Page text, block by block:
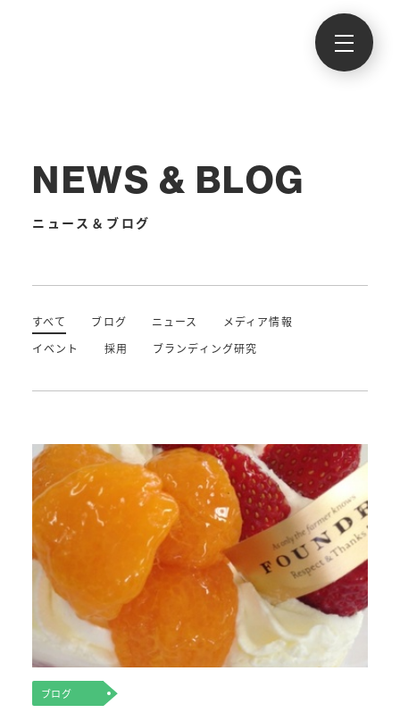
NEWS & BLOG
ニュース＆ブログ
すべて ブログ ニュース
メディア情報
イベント
採用 ブランディング研究
ブログ